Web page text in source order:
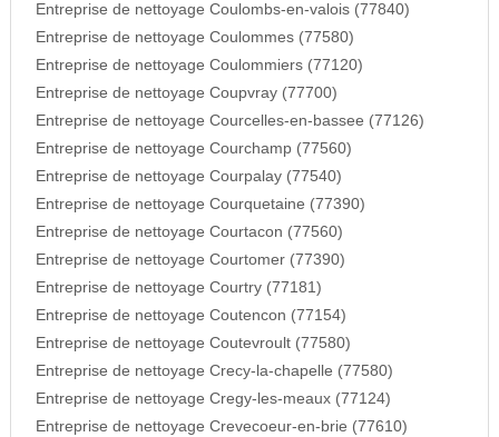
Entreprise de nettoyage Coulombs-en-valois (77840)
Entreprise de nettoyage Coulommes (77580)
Entreprise de nettoyage Coulommiers (77120)
Entreprise de nettoyage Coupvray (77700)
Entreprise de nettoyage Courcelles-en-bassee (77126)
Entreprise de nettoyage Courchamp (77560)
Entreprise de nettoyage Courpalay (77540)
Entreprise de nettoyage Courquetaine (77390)
Entreprise de nettoyage Courtacon (77560)
Entreprise de nettoyage Courtomer (77390)
Entreprise de nettoyage Courtry (77181)
Entreprise de nettoyage Coutencon (77154)
Entreprise de nettoyage Coutevroult (77580)
Entreprise de nettoyage Crecy-la-chapelle (77580)
Entreprise de nettoyage Cregy-les-meaux (77124)
Entreprise de nettoyage Crevecoeur-en-brie (77610)